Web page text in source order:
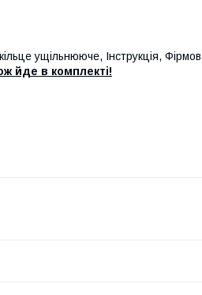
ущільнююче, Інструкція,
йде в комплекті!